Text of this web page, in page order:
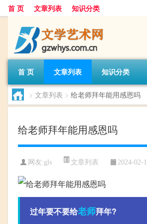
首 页 文章列表 知识分类
首 页 文章列表 知识分类
> 文章列表 > 给老师拜年能用感恩吗
给老师拜年能用感恩吗
网友:gls 文章列表 2024-02-
过年要不要给老师拜年?